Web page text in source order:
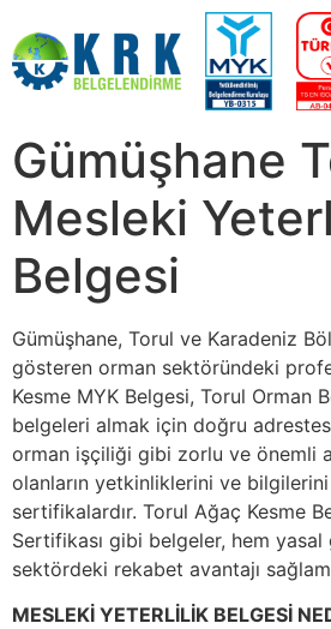
Gümüşhane
Mesleki
Belgesi
Gümüşhane, Torul ve Karadeniz
gösteren orman sektöründeki
Kesme MYK Belgesi, Torul Orman
belgeleri almak için doğru
orman işçiliği gibi zorlu ve önemli
olanların yetkinliklerini ve
sertifikalardır. Torul Ağaç Kesme
Sertifikası gibi belgeler, hem
sektördeki rekabet avantajı
MESLEKİ YETERLİLİK BELGESİ